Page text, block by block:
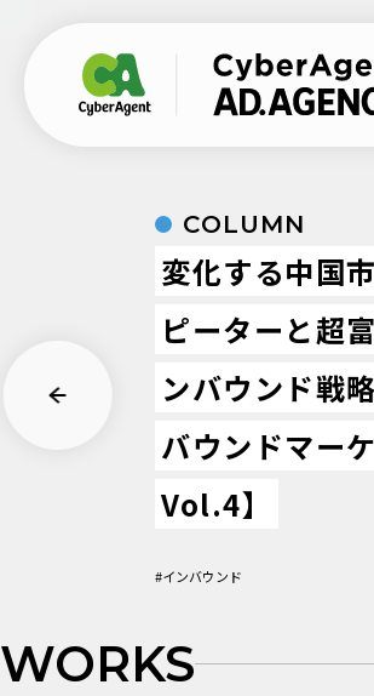
COLUMN
変化する中国
ピーターと超
ンバウンド戦
バウンドマー
Vol.4】
#インバウンド
WORKS